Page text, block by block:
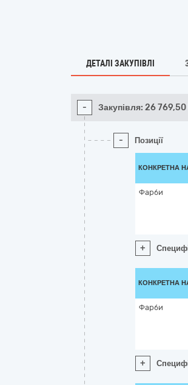
ДЕТАЛІ ЗАКУПІВЛІ
- Закупівля: 26 769,50
- Позиції
КОНКРЕТНА
Фарби
+
КОНКРЕТНА
Фарби
+